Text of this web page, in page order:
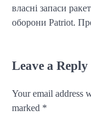
власні запаси
оборони Patriot.
Leave a Reply
Your email address
marked *